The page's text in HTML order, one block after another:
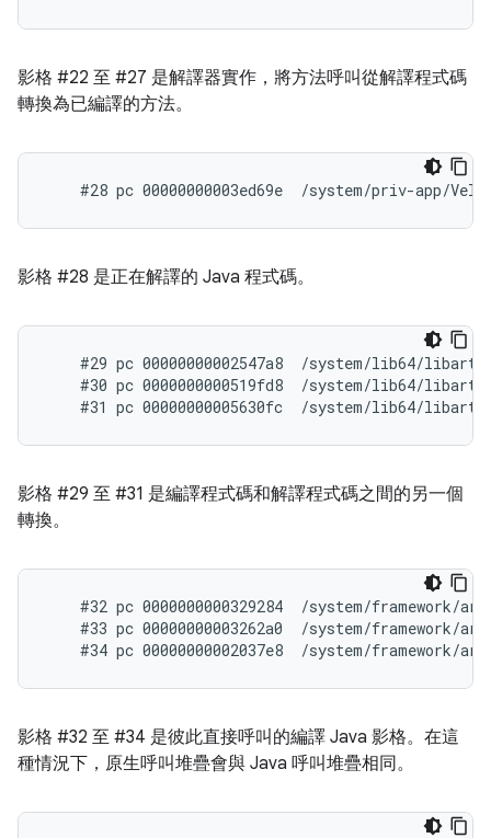
影格 #22 至 #27 是解譯器實作，將方法呼叫從解譯程式碼
轉換為已編譯的方法。
影格 #28 是正在解譯的 Java 程式碼。
#29 pc 00000000002547a8  /system/lib64/
#30 pc 0000000000519fd8  /system/lib64/
影格 #29 至 #31 是編譯程式碼和解譯程式碼之間的另一個
轉換。
#32 pc 0000000000329284  /system/framework/
#33 pc 00000000003262a0  /system/framework/
影格 #32 至 #34 是彼此直接呼叫的編譯 Java 影格。在這
種情況下，原生呼叫堆疊會與 Java 呼叫堆疊相同。